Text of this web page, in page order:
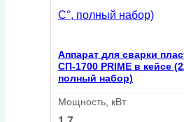
Аппарат для сварки
СП-1700 PRIME в кейсе
полный набор)
Мощность, кВт